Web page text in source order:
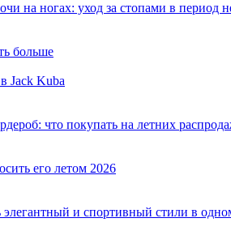
на ногах: уход за стопами в период
больше
Jack Kuba
что покупать на летних
его летом 2026
элегантный и спортивный стили в